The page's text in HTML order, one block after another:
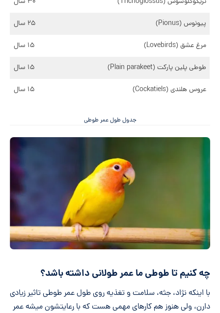
پیونوس (Pionus) ۲۵ سال
مرغ عشق (Lovebirds) ۱۵ سال
طوطی پلین پارکت (Plain parakeet) ۱۵ سال
عروس هلندی (Cockatiels) ۱۵ سال
جدول طول عمر طوطی
چه کنیم تا طوطی ما عمر طولانی داشته باشد؟
با اینکه نژاد، جثه، سلامت و تغذیه روی طول عمر طوطی تاثیر زیادی
دارن، ولی هنوز هم کارهای مهمی هست که با رعایتشون میشه عمر